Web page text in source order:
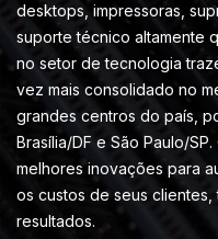
desktops, impressoras,
suporte técnico altamente
no setor de tecnologia
vez mais consolidado no
grandes centros do país,
Brasília/DF e São Paulo/
melhores inovações para
os custos de seus
resultados.